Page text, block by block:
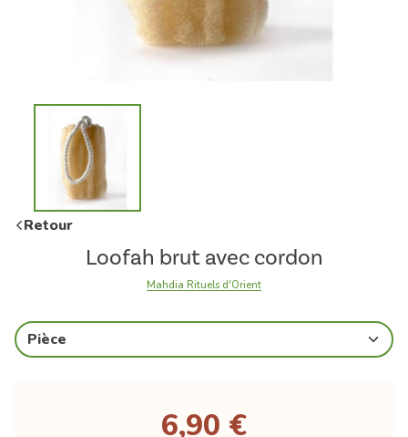
Retour
Loofah brut avec cordon
Mahdia Rituels d'Orient
Pièce
6,90 €